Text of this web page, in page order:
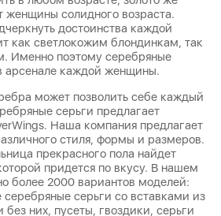
женщины солидного возраста.
достоинства каждой
как светлокожим блондинкам, так
Именно поэтому серебряные
арсенале каждой женщины.
может позволить себе каждый
серьги предлагает
Наша компания предлагает
стиля, формы и размеров.
прекрасного пола найдет
придется по вкусу. В нашем
более 2000 вариантов моделей:
серьги со вставками из
без них, пусеты, гвоздики, серьги